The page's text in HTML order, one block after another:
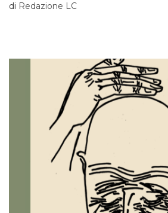
di Redazione LC